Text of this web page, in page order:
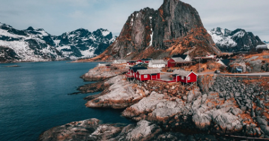
複雑な雇用関連業務を外部委託
インフラ
Remote統合
人事機能をワークフローにシームレスに統合する
プラットフォーム
チームのための人事の基本機能を内蔵
スタートアップ
成長中の企業向けのアジャイルなグローバルHR・給与処理ソ
リューション
ミッドマーケット
カスタマイズされた人事ソリューションでチームを拡大する
企業
グローバルな契約社員向けに、通貨オプションと支払スピー
REMOTEで学習
リサーチおよびガイド
活用事例
HR用語集
Français
Deutsch
Español
Italiano